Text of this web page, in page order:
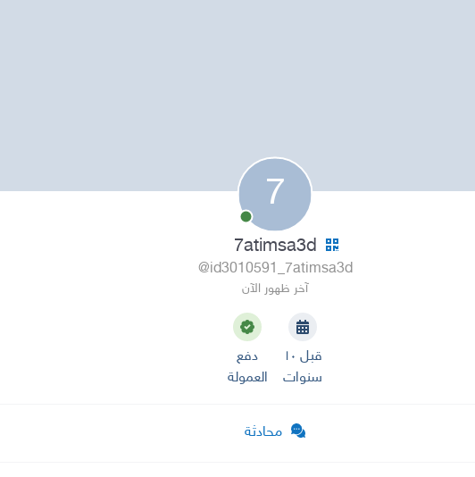
7
7atimsa3d
@id3010591_7atimsa3d
آخر ظهور الآن
قبل ١٠
سنوات
دفع
العمولة
محادثة